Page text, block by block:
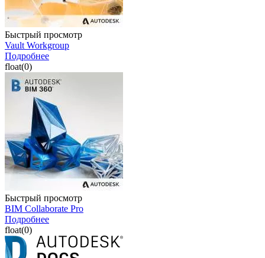
Быстрый просмотр
Vault Workgroup
Подробнее
float(0)
Быстрый просмотр
BIM Collaborate Pro
Подробнее
float(0)